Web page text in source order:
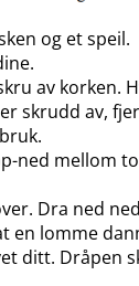
og et speil.
av korken.
skrudd av,
ned mellom
Dra ned
en lomme
ditt. Dråpen